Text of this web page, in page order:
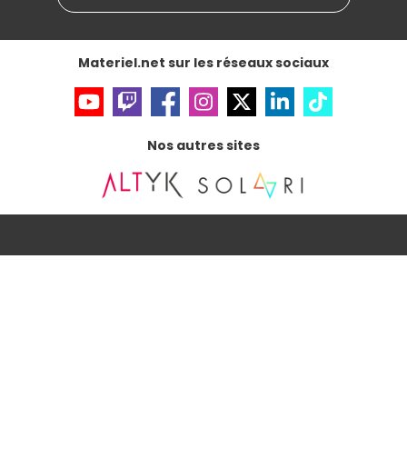
Données personnellesetcookies
Accessibilité : non conforme
Materiel.net sur les réseaux sociaux
Nos autres sites